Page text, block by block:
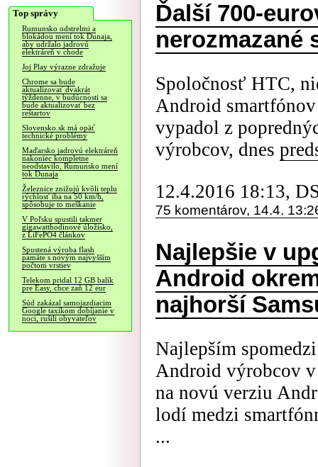
Top správy
Rumunsko odstrelmi a
blokádou mení tok Dunaja,
aby udržalo jadrovú
elektráreň v chode
Joj Play výrazne zdražuje
Chrome sa bude
aktualizovať dvakrát
týždenne, v budúcnosti sa
bude aktualizovať bez
reštartov
Slovensko.sk má opäť
technické problémy
Maďarsko jadrovú elektráreň
nakoniec kompletne
neodstavilo, Rumunsko mení
tok Dunaja
Železnice znižujú kvôli teplu
rýchlosť iba na 50 km/h,
spôsobuje to meškanie
V Poľsku spustili takmer
gigawatthodinové úložisko,
z LiFePO4 článkov
Spustená výroba flash
pamäte s novým najvyšším
počtom vrstiev
Telekom pridal 12 GB balík
pre Easy, chce zaň 12 eur
Súd zakázal samojazdiacim
Google taxíkom dobíjanie v
noci, rušili obyvateľov
Ďalší 700-
nerozmazané
Spoločnosť HTC,
Android
vypadol z
výrobcov, dnes
12.4.2016 18:13,
75 komentárov, 14.4.
Najlepšie v
Android
najhorší
Najlepším
Android výrobcov
na novú verziu
lodí medzi
...